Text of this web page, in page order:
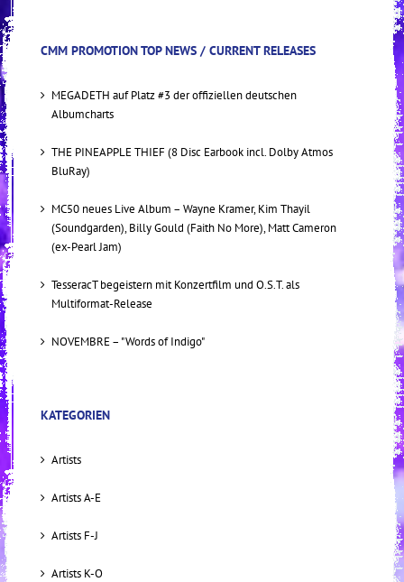
CMM PROMOTION TOP NEWS / CURRENT RELEASES
MEGADETH auf Platz #3 der offiziellen deutschen
Albumcharts
THE PINEAPPLE THIEF (8 Disc Earbook incl. Dolby Atmos
BluRay)
MC50 neues Live Album – Wayne Kramer, Kim Thayil
(Soundgarden), Billy Gould (Faith No More), Matt Cameron
(ex-Pearl Jam)
TesseracT begeistern mit Konzertfilm und O.S.T. als
Multiformat-Release
NOVEMBRE – "Words of Indigo"
KATEGORIEN
Artists
Artists A-E
Artists F-J
Artists K-O